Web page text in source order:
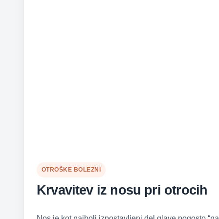
OTROŠKE BOLEZNI
Krvavitev iz nosu pri otrocih